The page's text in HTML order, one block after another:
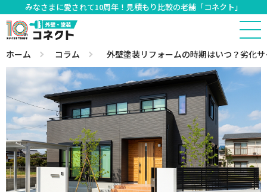
みなさまに愛されて10周年！見積もり比較の老舗「コネクト」
ホーム コラム 外壁塗装リフォームの時期はいつ？劣化